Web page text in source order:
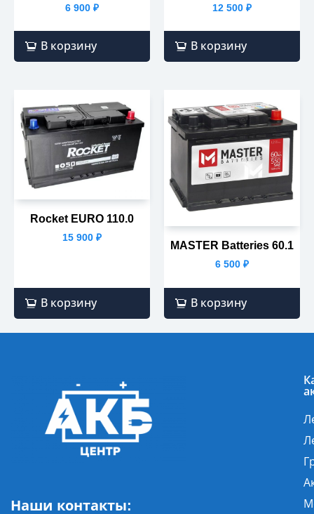
6 900 ₽
В корзину
12 500 ₽
В корзину
Rocket EURO 110.0
15 900 ₽
В корзину
MASTER Batteries 60.1
6 500 ₽
В корзину
Наши контакты: